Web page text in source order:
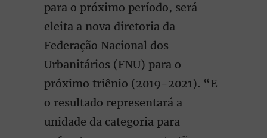
para o próximo período, será
eleita a nova diretoria da
Federação Nacional dos
Urbanitários (FNU) para o
próximo triênio (2019-2021). “E
o resultado representará a
unidade da categoria para